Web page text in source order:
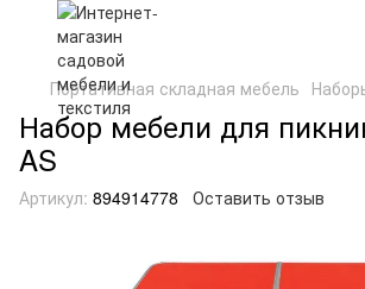
Портативная складная мебель
Набор мебели для
AS
Артикул: 894914778 Оставить отзыв